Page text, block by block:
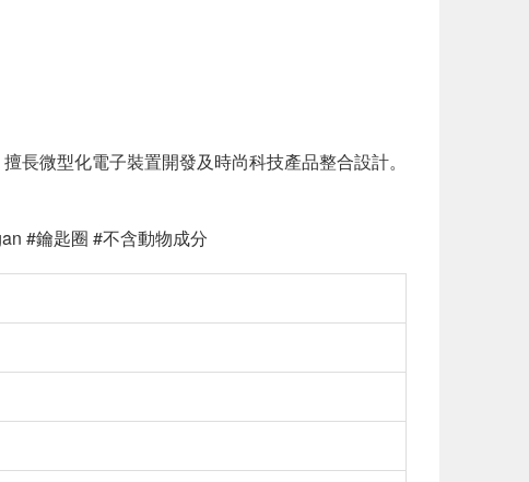
長微型化電子裝置開發及時尚科技產品整合設計。
#鑰匙圈 #不含動物成分